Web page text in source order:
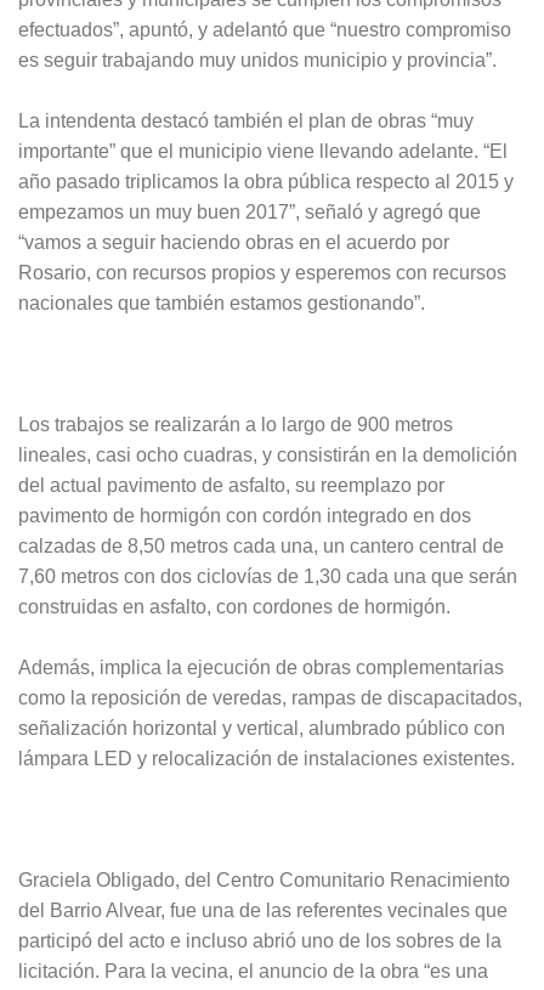
efectuados”, apuntó, y adelantó que “nuestro compromiso
es seguir trabajando muy unidos municipio y provincia”.
La intendenta destacó también el plan de obras “muy
importante” que el municipio viene llevando adelante. “El
año pasado triplicamos la obra pública respecto al 2015 y
empezamos un muy buen 2017”, señaló y agregó que
“vamos a seguir haciendo obras en el acuerdo por
Rosario, con recursos propios y esperemos con recursos
nacionales que también estamos gestionando”.
Los trabajos se realizarán a lo largo de 900 metros
lineales, casi ocho cuadras, y consistirán en la demolición
del actual pavimento de asfalto, su reemplazo por
pavimento de hormigón con cordón integrado en dos
calzadas de 8,50 metros cada una, un cantero central de
7,60 metros con dos ciclovías de 1,30 cada una que serán
construidas en asfalto, con cordones de hormigón.
Además, implica la ejecución de obras complementarias
como la reposición de veredas, rampas de discapacitados,
señalización horizontal y vertical, alumbrado público con
lámpara LED y relocalización de instalaciones existentes.
Graciela Obligado, del Centro Comunitario Renacimiento
del Barrio Alvear, fue una de las referentes vecinales que
participó del acto e incluso abrió uno de los sobres de la
licitación. Para la vecina, el anuncio de la obra “es una